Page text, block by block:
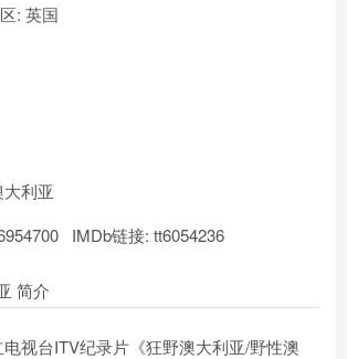
: 英国
利亚
IMDb链接: tt6054236
简介
视台ITV纪录片《狂野澳大利亚/野性澳